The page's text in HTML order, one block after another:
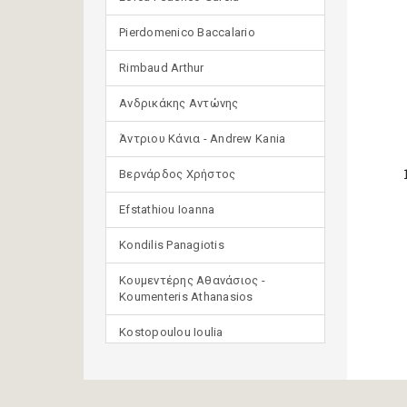
Pierdomenico Baccalario
Rimbaud Arthur
Ανδρικάκης Αντώνης
Άντριου Κάνια - Andrew Kania
Βερνάρδος Χρήστος
Efstathiou Ioanna
Kondilis Panagiotis
Κουμεντέρης Αθανάσιος -
Koumenteris Athanasios
Kostopoulou Ioulia
(μετάφραση)